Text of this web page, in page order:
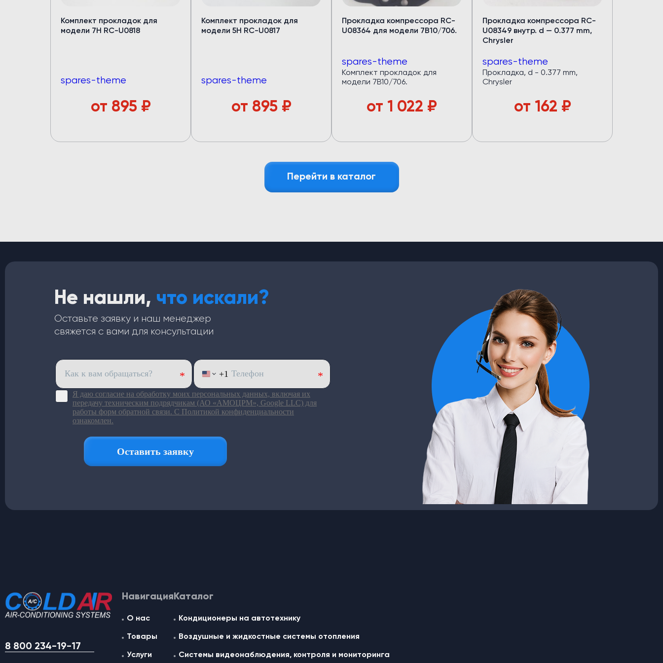
Комплект прокладок для
модели 7Н RC-U0818
spares-theme
от 895 ₽
Комплект прокладок для
модели 5Н RC-U0817
spares-theme
от 895 ₽
Прокладка компрессора RC-
U08364 для модели 7B10/706.
spares-theme
Комплект прокладок для
модели 7B10/706.
от 1 022 ₽
Прокладка компрессора RC-
U08349 внутр. d — 0.377 mm,
Chrysler
spares-theme
Прокладка, d - 0.377 mm,
Chrysler
от 162 ₽
Перейти в каталог
Не нашли, что искали?
Оставьте заявку и наш менеджер
свяжется с вами для консультации
8 800 234-19-17
Навигация
О нас
Товары
Услуги
Каталог
Кондиционеры на автотехнику
Воздушные и жидкостные cистемы отопления
Системы видеонаблюдения, контроля и мониторинга
Медный испаритель и полуторный запас мощности.
(компрессор работает в щадящем режиме)
Верхний корпус из
: лёгкий и устойчив к износу
Большой ряд моделей под
разный пассажиропоток
Подробнее в каталоге